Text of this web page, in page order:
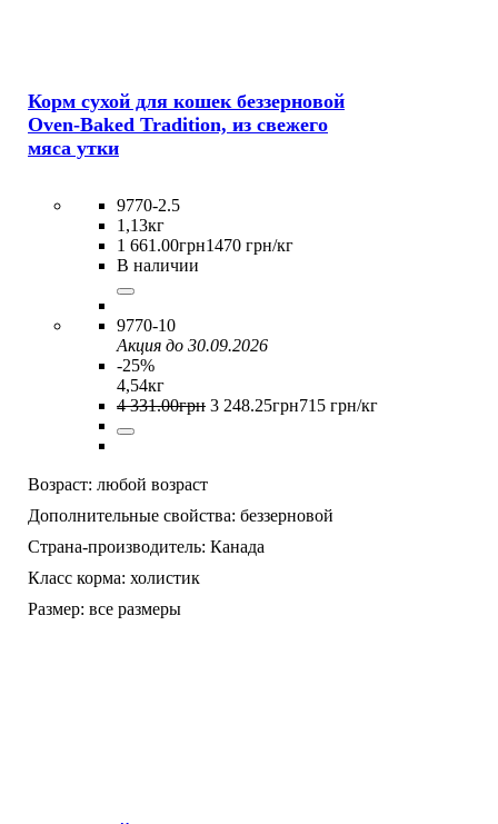
Корм сухой для кошек беззерновой
Oven-Baked Tradition, из свежего
мяса утки
9770-2.5
1,13кг
1 661 .00грн1470 грн/кг
В наличии
9770-10
Акция до 30.09.2026
-25%
4,54кг
4 331.00грн 3 248.25грн715 грн/кг
Возраст: любой возраст
Дополнительные свойства: беззерновой
Страна-производитель: Канада
Класс корма: холистик
Размер: все размеры